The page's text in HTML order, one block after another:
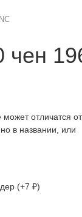
отличатся от
в названии, или
(+7 ₽)